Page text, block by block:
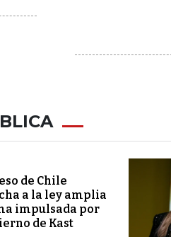
de Chile
a la ley amplia
impulsada por
de Kast